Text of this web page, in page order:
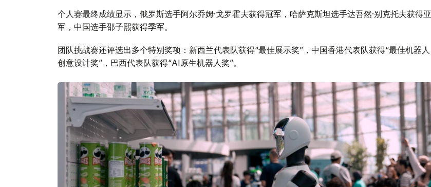
个人赛最终成绩显示，俄罗斯选手阿尔乔姆·戈罗霍夫获得冠军，哈萨克斯坦选手达吾然·别克托夫获得亚
军，中国选手邵子熙获得季军。
团队挑战赛还评选出多个特别奖项：新西兰代表队获得“最佳展示奖”，中国香港代表队获得“最佳机器人
创意设计奖”，巴西代表队获得“AI原生机器人奖”。